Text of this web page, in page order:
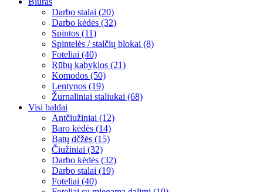
Darbo stalai (20)
Darbo kėdės (32)
Spintos (11)
Spintelės / stalčių blokai (8)
Foteliai (40)
Rūbų kabyklos (21)
Komodos (50)
Lentynos (19)
Žurnaliniai staliukai (68)
Visi baldai
Antčiužiniai (12)
Baro kėdės (14)
Batų dčžės (15)
Čiužiniai (32)
Darbo kėdės (32)
Darbo stalai (19)
Foteliai (40)